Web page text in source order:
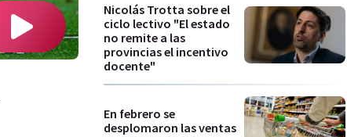
Nicolás Trotta sobre el
ciclo lectivo "El estado
no remite a las
provincias el incentivo
docente"
En febrero se
desplomaron las ventas